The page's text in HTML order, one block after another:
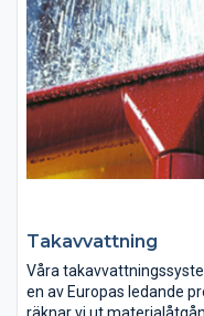
Takavvattning
Våra
en av Europas ledande
räknar vi ut